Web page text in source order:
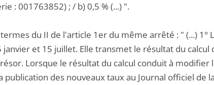
: 001763852) ; / b) 0,5 % (...) ".
du II de l'article 1er du même arrêté : " (...) 1°
janvier et 15 juillet. Elle transmet le résultat du
Lorsque le résultat du calcul conduit à
publication des nouveaux taux au Journal officiel de